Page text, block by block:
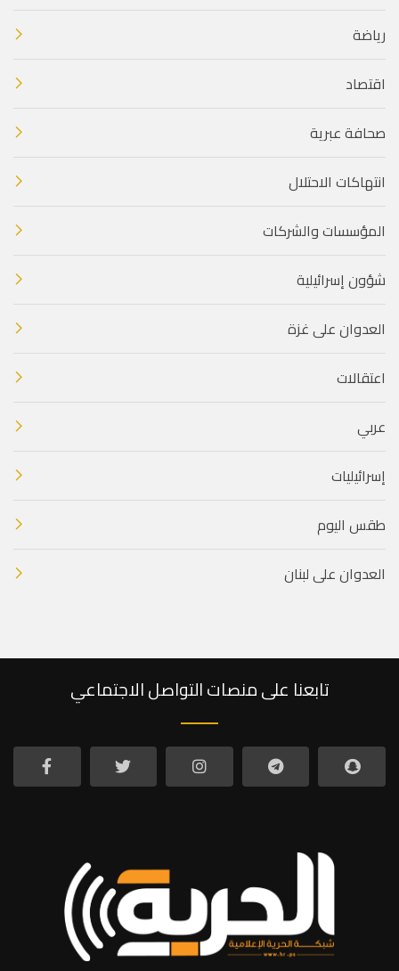
رياضة
اقتصاد
صحافة عبرية
انتهاكات الاحتلال
المؤسسات والشركات
شؤون إسرائيلية
العدوان على غزة
اعتقالات
عربي
إسرائيليات
طقس اليوم
العدوان على لبنان
تابعنا على منصات التواصل الاجتماعي